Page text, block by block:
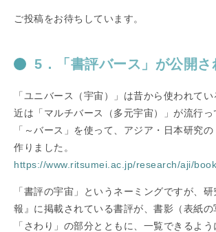
ご投稿をお待ちしています。
5．「書評バース」が公開さ
「ユニバース（宇宙）」は昔から使われて
近は「マルチバース（多元宇宙）」が流行っ
「～バース」を使って、アジア・日本研究
作りました。
https://www.ritsumei.ac.jp/research/aji/
「書評の宇宙」というネーミングですが、
報』に掲載されている書評が、書影（表紙
「さわり」の部分とともに、一覧できるよう